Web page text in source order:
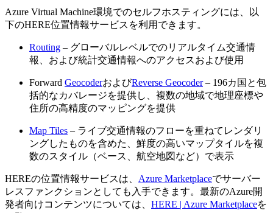
Azure Virtual Machine環境でのセルフホスティングには、以
下のHERE位置情報サービスを利用できます。
Routing – グローバルレベルでのリアルタイム交通情
報、および統計交通情報へのアクセスおよび使用
Forward GeocoderおよびReverse Geocoder– 196カ国と包
括的なカバレージを提供し、複数の地域で地理座標や
住所の高精度のマッピングを提供
Map Tiles – ライブ交通情報のフローを重ねてレンダリ
ングしたものを含めた、鮮度の高いマップタイルを複
数のスタイル（ベース、航空地図など）で表示
HEREの位置情報サービスは、 Azure Marketplaceでサーバー
レスファンクションとしても入手できます。最新のAzure開
発者向けコンテンツについては、 HERE | Azure Marketplaceを